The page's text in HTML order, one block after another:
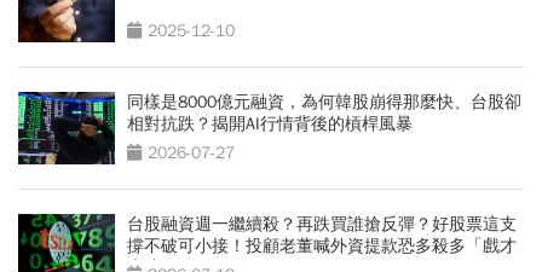
2025-12-10
同樣是8000億元融資，為何韓股崩得那麼快、台股卻
相對抗跌？揭開AI行情背後的槓桿風暴
2026-07-27
台股融資週一繼續殺？再跌買誰搶反彈？好股票這支
撐不破可小接！投顧老董喊外資提款恐多殺多「戲才
上演」